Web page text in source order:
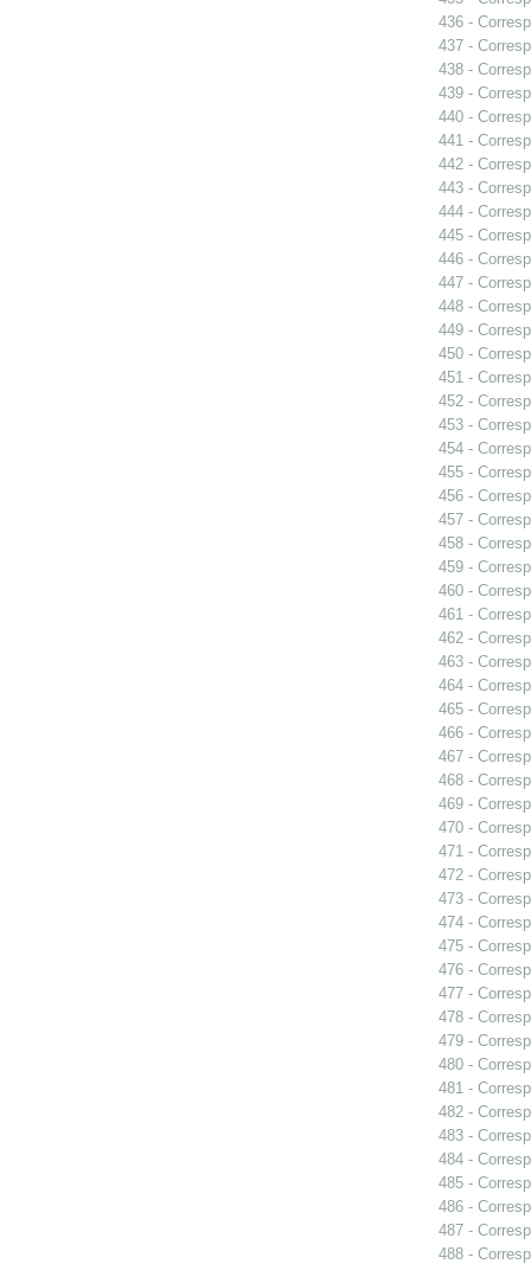
436 -
437 -
438 -
439 -
440 -
441 -
442 -
443 -
444 -
445 -
446 -
447 -
448 -
449 -
450 -
451 -
452 -
453 -
454 -
455 -
456 -
457 -
458 -
459 -
460 -
461 -
462 -
463 -
464 -
465 -
466 -
467 -
468 -
469 -
470 -
471 -
472 -
473 -
474 -
475 -
476 -
477 -
478 -
479 -
480 -
481 -
482 -
483 -
484 -
485 -
486 -
487 -
488 -